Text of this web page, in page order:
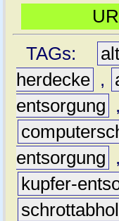
TAGs:
herdecke ,
entsorgung
,
entsorgung
,
kupfer-